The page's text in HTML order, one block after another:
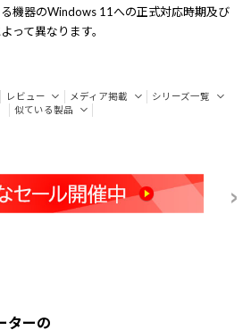
機器のWindows 11への正式対応時期及び
って異なります。
レビュー メディア掲載
シリーズ一覧
似ている製品
ターの